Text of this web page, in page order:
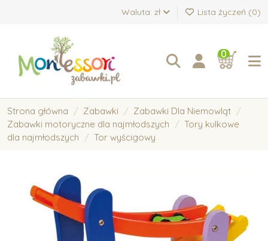
Waluta: zł Lista życzeń (0)
0
Strona główna Zabawki
Zabawki Dla Niemowląt
Zabawki motoryczne dla najmłodszych
Tory kulkowe
dla najmłodszych
Tor wyścigowy